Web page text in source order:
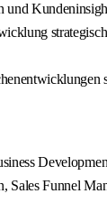
Sales Funnel